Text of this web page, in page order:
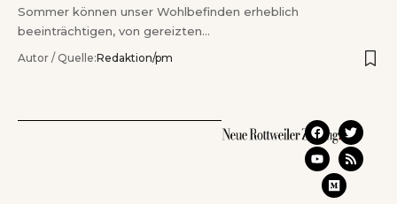
Sommer können unser Wohlbefinden erheblich
beeinträchtigen, von gereizten…
Autor / Quelle:Redaktion/pm